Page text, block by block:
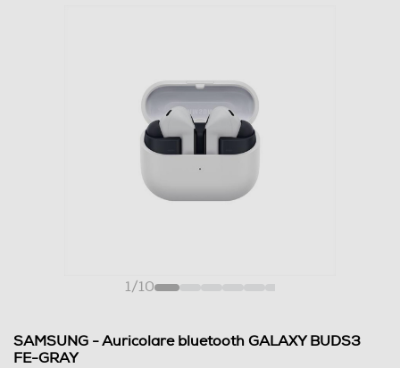
1/10
SAMSUNG - Auricolare bluetooth GALAXY BUDS3
FE-GRAY